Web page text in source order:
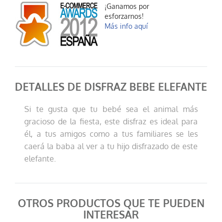
¡Ganamos por
esforzarnos!
Más info aquí
DETALLES DE DISFRAZ BEBE ELEFANTE
Si te gusta que tu bebé sea el animal más
gracioso de la fiesta, este disfraz es ideal para
él, a tus amigos como a tus familiares se les
caerá la baba al ver a tu hijo disfrazado de este
elefante.
OTROS PRODUCTOS QUE TE PUEDEN
INTERESAR